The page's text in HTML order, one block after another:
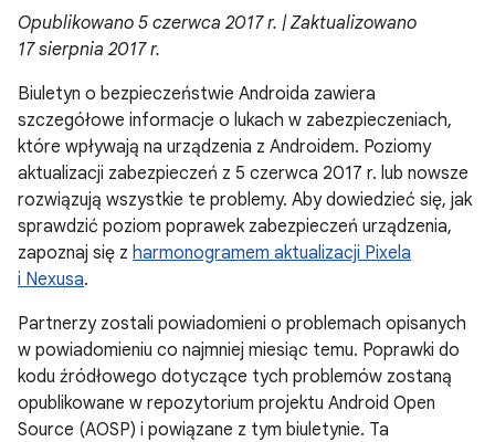
Opublikowano 5 czerwca 2017 r. | Zaktualizowano
17 sierpnia 2017 r.
Biuletyn o bezpieczeństwie Androida zawiera
szczegółowe informacje o lukach w zabezpieczeniach,
które wpływają na urządzenia z Androidem. Poziomy
aktualizacji zabezpieczeń z 5 czerwca 2017 r. lub nowsze
rozwiązują wszystkie te problemy. Aby dowiedzieć się, jak
sprawdzić poziom poprawek zabezpieczeń urządzenia,
zapoznaj się z harmonogramem aktualizacji Pixela
i Nexusa.
Partnerzy zostali powiadomieni o problemach opisanych
w powiadomieniu co najmniej miesiąc temu. Poprawki do
kodu źródłowego dotyczące tych problemów zostaną
opublikowane w repozytorium projektu Android Open
Source (AOSP) i powiązane z tym biuletynie. Ta